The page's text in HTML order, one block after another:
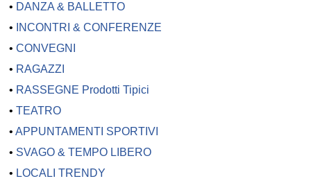
• DANZA & BALLETTO
•
INCONTRI & CONFERENZE
•CONVEGNI
• RAGAZZI
• RASSEGNE Prodotti Tipici
•TEATRO
•APPUNTAMENTI SPORTIVI
• SVAGO & TEMPO LIBERO
• LOCALI TRENDY